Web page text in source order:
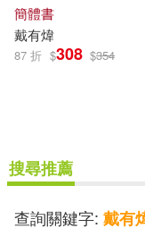
簡體書
戴有煒
87 折 $308 $354
搜尋推薦
查詢關鍵字: 戴有